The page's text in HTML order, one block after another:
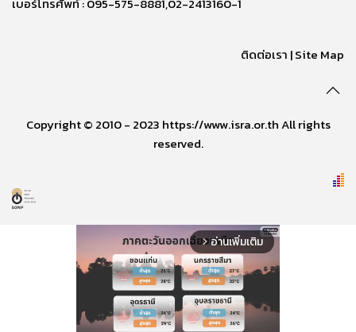
ติดต่อเรา |Site Map
Copyright © 2010 - 2023 https://www.isra.or.th All rights
reserved.
arrow_forward_ios อ่านเพิ่มเติม